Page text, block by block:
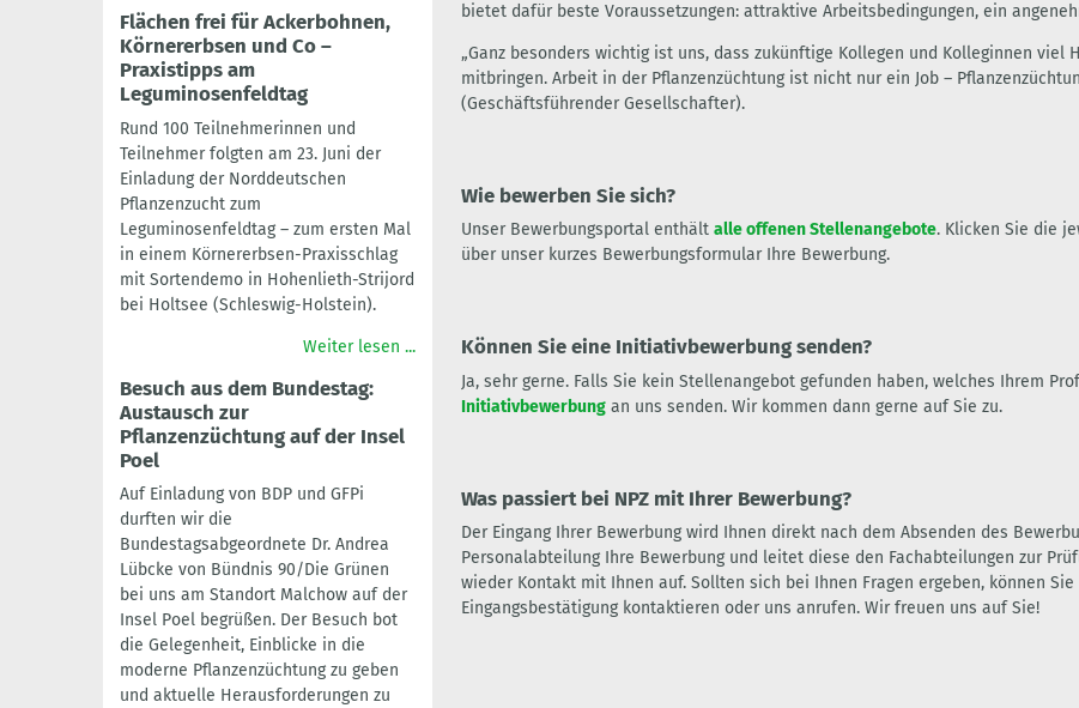
Flächen frei für Ackerbohnen,
Körnererbsen und Co –
Praxistipps am
Leguminosenfeldtag
Rund 100 Teilnehmerinnen und
Teilnehmer folgten am 23. Juni der
Einladung der Norddeutschen
Pflanzenzucht zum
Leguminosenfeldtag – zum ersten Mal
in einem Körnererbsen-Praxisschlag
mit Sortendemo in Hohenlieth-Strijord
bei Holtsee (Schleswig-Holstein).
Weiter lesen ...
Besuch aus dem Bundestag:
Austausch zur
Pflanzenzüchtung auf der Insel
Poel
Auf Einladung von BDP und GFPi
durften wir die
Bundestagsabgeordnete Dr. Andrea
Lübcke von Bündnis 90/Die Grünen
bei uns am Standort Malchow auf der
Insel Poel begrüßen. Der Besuch bot
die Gelegenheit, Einblicke in die
moderne Pflanzenzüchtung zu geben
und aktuelle Herausforderungen zu
bietet dafür beste Voraussetzungen: attraktive Arbeitsbedingungen, ein
„Ganz besonders wichtig ist uns, dass zukünftige Kollegen und Kolleginnen viel
mitbringen. Arbeit in der Pflanzenzüchtung ist nicht nur ein Job –
(Geschäftsführender Gesellschafter).
Wie bewerben Sie sich?
Unser Bewerbungsportal enthält alle offenen Stellenangebote. Klicken Sie die
über unser kurzes Bewerbungsformular Ihre Bewerbung.
Können Sie eine Initiativbewerbung senden?
Ja, sehr gerne. Falls Sie kein Stellenangebot gefunden haben, welches Ihrem
Initiativbewerbungan uns senden. Wir kommen dann gerne auf Sie zu.
Was passiert bei NPZ mit Ihrer Bewerbung?
Der Eingang Ihrer Bewerbung wird Ihnen direkt nach dem Absenden des
Personalabteilung Ihre Bewerbung und leitet diese den Fachabteilungen zur
wieder Kontakt mit Ihnen auf. Sollten sich bei Ihnen Fragen ergeben, können
Eingangsbestätigung kontaktieren oder uns anrufen. Wir freuen uns auf Sie!